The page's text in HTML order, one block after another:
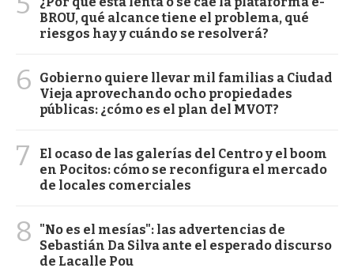
BROU, qué alcance tiene el problema, qué
riesgos hay y cuándo se resolverá?
6
Gobierno quiere llevar mil familias a Ciudad
Vieja aprovechando ocho propiedades
públicas: ¿cómo es el plan del MVOT?
7
El ocaso de las galerías del Centro y el boom
en Pocitos: cómo se reconfigura el mercado
de locales comerciales
8
"No es el mesías": las advertencias de
Sebastián Da Silva ante el esperado discurso
de Lacalle Pou